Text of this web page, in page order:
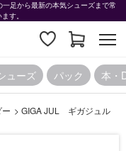
足から最新の本気シューズまで常
す。
ューズ パック 本・
> GIGA JUL ギガジュル